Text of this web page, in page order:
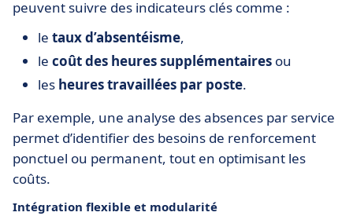
peuvent suivre des indicateurs clés comme :
le taux d’absentéisme,
le coût des heures supplémentaires ou
les heures travaillées par poste.
Par exemple, une analyse des absences par service
permet d’identifier des besoins de renforcement
ponctuel ou permanent, tout en optimisant les
coûts.
Intégration flexible et modularité